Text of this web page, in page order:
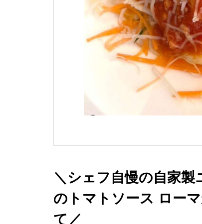
＼シェフ自慢の自家
のトマトソース ロー
て／